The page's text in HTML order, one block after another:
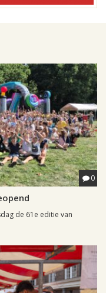
0
de 61e editie van